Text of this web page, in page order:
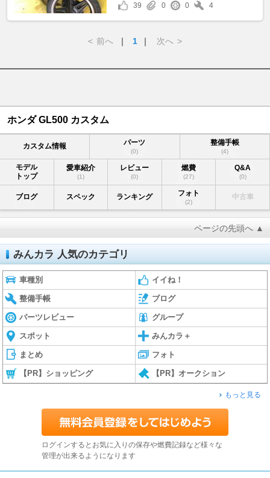
39 0 0 4
< 前へ ｜ 1 ｜ 次へ >
ホンダ GL500 カスタム
カスタム情報 パーツ
(0)
整備手帳
(4)
モデル
トップ
愛車紹介
(1)
レビュー
(0)
燃費
(27)
Q&A
(0)
ブログ スペック ランキング フォト
(2)
中古車
ページの先頭へ ▲
みんカラ 人気のカテゴリ
車種別 イイね！
整備手帳 ブログ
パーツレビュー グループ
スポット みんカラ＋
まとめ フォト
【PR】ショッピング 【PR】オークション
もっと見る
ログインするとお気に入りの保存や燃費記録など様々な
管理が出来るようになります